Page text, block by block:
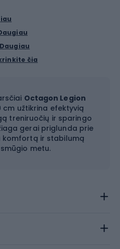
Daugiau
čia
Octagon Legion
cm užtikrina efektyvią
treniruočių ir sparingo
gerai priglunda prie
komfortą ir stabilumą
metu.